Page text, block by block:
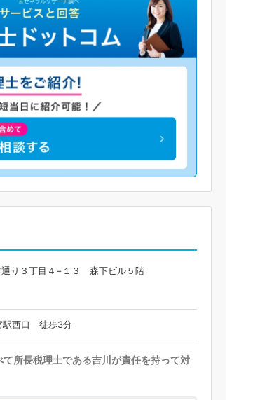
通り３丁目４−１３ 森下ビル５階
駅西口 徒歩3分
所長税理士である吉川が責任を持って対